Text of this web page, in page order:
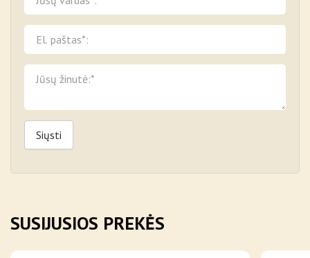
Siųsti
SUSIJUSIOS PREKĖS